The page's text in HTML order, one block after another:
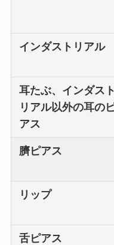
インダストリアル
耳たぶ、インダスト
リアル以外の耳の
アス
臍ピアス
リップ
舌ピアス